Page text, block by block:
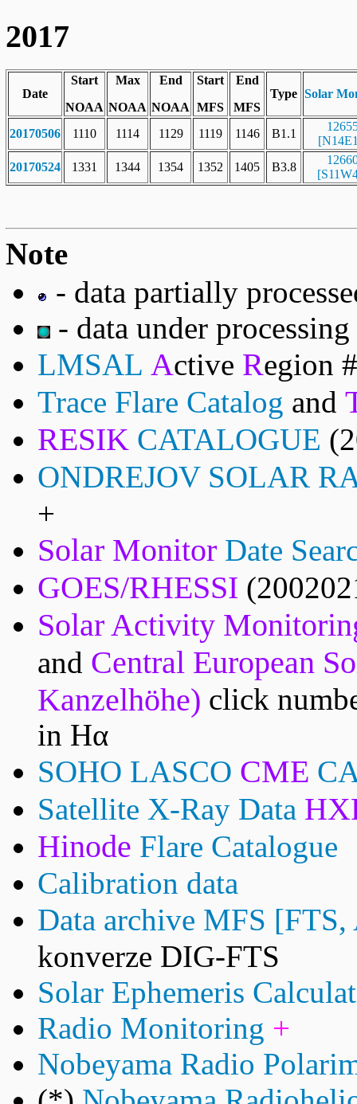
2017
Date
Start
NOAA
Max
NOAA
End
NOAA
Start
MFS
End
MFS
Type Solar
20170506 1110 1114 1129 1119 1146 B1.1
20170524
1331 1344 1354 1352 1405 B3.8
Note
- data partially
- data under processing
LMSAL Active Region
Trace Flare Catalog and
RESIK CATALOGUE
ONDREJOV SOLAR
+
Solar Monitor Date
GOES/RHESSI
Solar Activity
and Central European
Kanzelhöhe) click
in Hα
SOHO LASCO CME
Satellite X-Ray Data
Hinode Flare Catalogue
Calibration data
Data archive MFS
konverze DIG-FTS
Solar Ephemeris
Radio Monitoring +
Nobeyama Radio